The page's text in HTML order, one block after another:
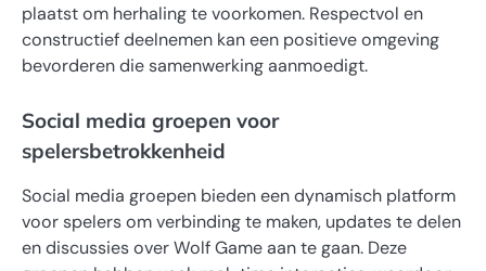
plaatst om herhaling te voorkomen. Respectvol en
constructief deelnemen kan een positieve omgeving
bevorderen die samenwerking aanmoedigt.
Social media groepen voor
spelersbetrokkenheid
Social media groepen bieden een dynamisch platform
voor spelers om verbinding te maken, updates te delen
en discussies over Wolf Game aan te gaan. Deze